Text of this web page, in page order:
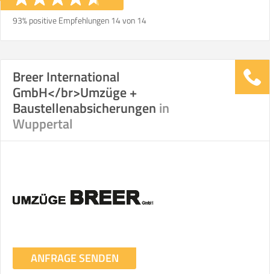
93% positive Empfehlungen 14 von 14
Breer International
GmbH</br>Umzüge +
Baustellenabsicherungen in
Wuppertal
ANFRAGE SENDEN